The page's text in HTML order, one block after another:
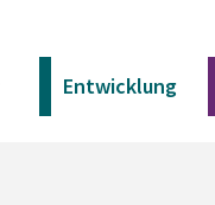
Entwicklung